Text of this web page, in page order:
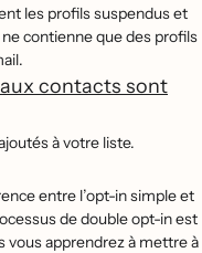
les profils suspendus et
contienne que des profils
contacts sont
à votre liste.
entre l’opt-in simple et
de double opt-in est
vous apprendrez à mettre à